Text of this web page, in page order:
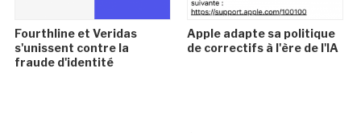
Fourthline et Veridas
s'unissent contre la
fraude d'identité
Apple adapte sa politique
de correctifs à l'ère de l'IA